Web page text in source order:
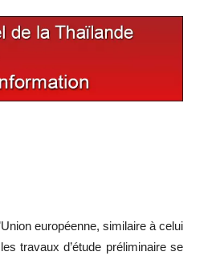
européenne, similaire à celui
travaux d’étude préliminaire se